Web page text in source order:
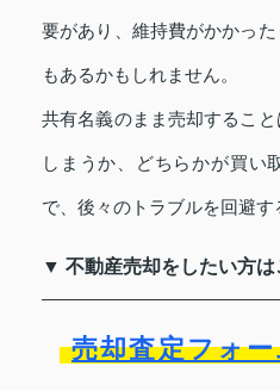
要があり、維持費がかかっ
もあるかもしれません。
共有名義のまま売却するこ
しまうか、どちらかが買い
で、後々のトラブルを回避す
▼ 不動産売却をしたい方
売却査定フォ